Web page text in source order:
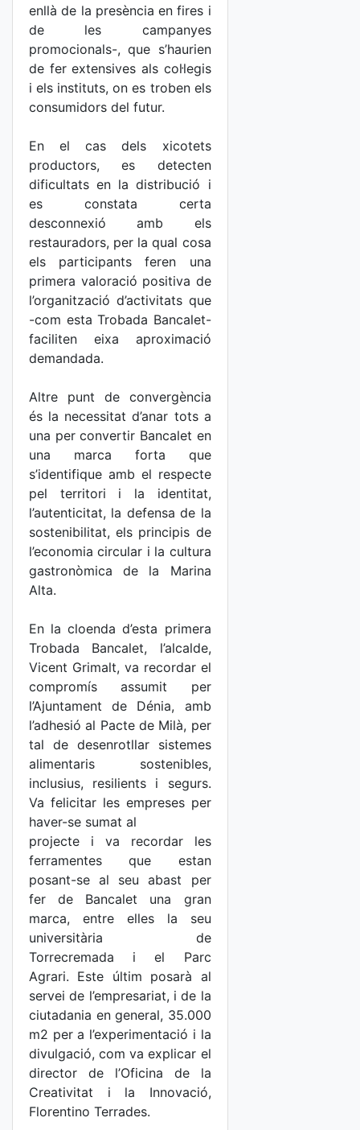
enllà de la presència en fires i
de les campanyes
promocionals-, que s’haurien
de fer extensives als col·legis
i els instituts, on es troben els
consumidors del futur.
En el cas dels xicotets
productors, es detecten
dificultats en la distribució i
es constata certa
desconnexió amb els
restauradors, per la qual cosa
els participants feren una
primera valoració positiva de
l’organització d’activitats que
-com esta Trobada Bancalet-
faciliten eixa aproximació
demandada.
Altre punt de convergència
és la necessitat d’anar tots a
una per convertir Bancalet en
una marca forta que
s’identifique amb el respecte
pel territori i la identitat,
l’autenticitat, la defensa de la
sostenibilitat, els principis de
l’economia circular i la cultura
gastronòmica de la Marina
Alta.
En la cloenda d’esta primera
Trobada Bancalet, l’alcalde,
Vicent Grimalt, va recordar el
compromís assumit per
l’Ajuntament de Dénia, amb
l’adhesió al Pacte de Milà, per
tal de desenrotllar sistemes
alimentaris sostenibles,
inclusius, resilients i segurs.
Va felicitar les empreses per
haver-se sumat al
projecte i va recordar les
ferramentes que estan
posant-se al seu abast per
fer de Bancalet una gran
marca, entre elles la seu
universitària de
Torrecremada i el Parc
Agrari. Este últim posarà al
servei de l’empresariat, i de la
ciutadania en general, 35.000
m2 per a l’experimentació i la
divulgació, com va explicar el
director de l’Oficina de la
Creativitat i la Innovació,
Florentino Terrades.